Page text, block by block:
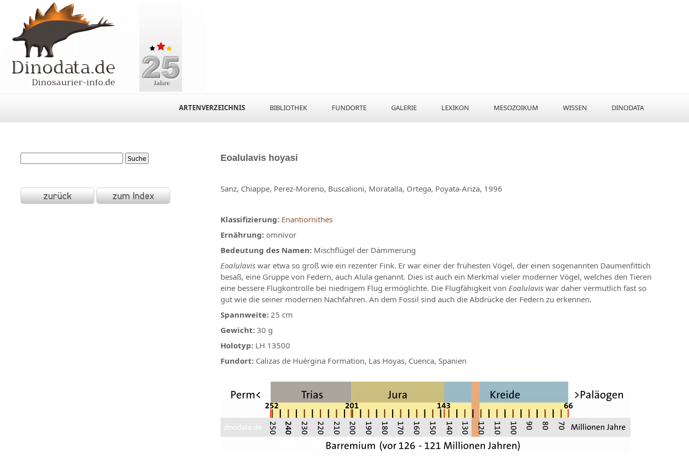
ARTENVERZEICHNIS BIBLIOTHEK FUNDORTE GALERIE LEXIKON MESOZOIKUM WISSEN DINODATA
Eoalulavis hoyasi
Sanz, Chiappe, Perez-Moreno, Buscalioni, Moratalla, Ortega, Poyata-Ariza, 1996
Klassifizierung: Enantiornithes
Ernährung: omnivor
Bedeutung des Namen: Mischflügel der Dämmerung
Eoalulavis war etwa so groß wie ein rezenter Fink. Er war einer der frühesten Vögel, der einen sogenannten Daumenfittich
besaß, eine Gruppe von Federn, auch Alula genannt. Dies ist auch ein Merkmal vieler moderner Vögel, welches den Tieren
eine bessere Flugkontrolle bei niedrigem Flug ermöglichte. Die Flugfähigkeit von Eoalulavis war daher vermutlich fast so
gut wie die seiner modernen Nachfahren. An dem Fossil sind auch die Abdrücke der Federn zu erkennen.
Spannweite: 25 cm
Gewicht: 30 g
Holotyp: LH 13500
Fundort: Calizas de Huérgina Formation, Las Hoyas, Cuenca, Spanien